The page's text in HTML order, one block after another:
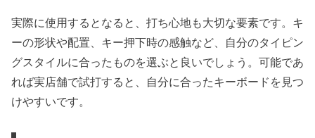
実際に使用するとなると、打ち心地も大切な要素です。キ
ーの形状や配置、キー押下時の感触など、自分のタイピン
グスタイルに合ったものを選ぶと良いでしょう。可能であ
れば実店舗で試打すると、自分に合ったキーボードを見つ
けやすいです。